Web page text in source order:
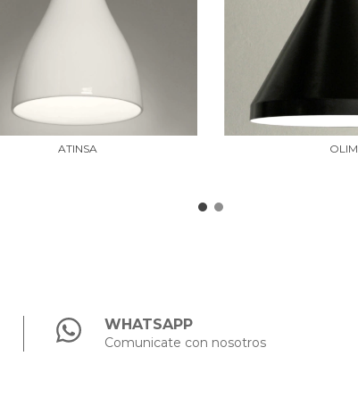
ATINSA OLIM
WHATSAPP
Comunicate con nosotros